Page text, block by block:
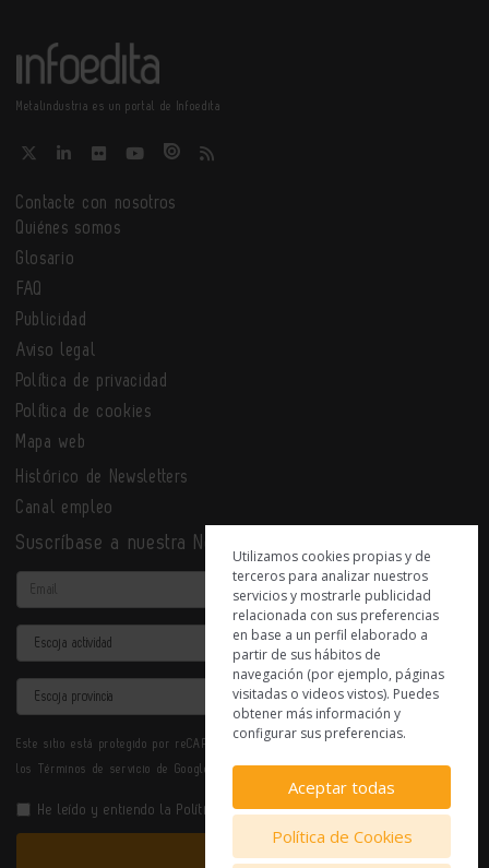
Metalindustria es un portal de Infoedita
Contacte con nosotros
Quiénes somos
Glosario
FAQ
Publicidad
Aviso legal
Política de privacidad
Política de cookies
Mapa web
Histórico de Newsletters
Canal empleo
Suscríbase a nuestra Newsletter
Email
Actividad
Provincia
Este sitio está protegido por reCAPTCHA y se aplican la
los Términos de servicio de Google.
He leído y entiendo la Política de Privacidad
Enviar
Utilizamos cookies propias y de
terceros para analizar nuestros
servicios y mostrarle publicidad
relacionada con sus preferencias
en base a un perfil elaborado a
partir de sus hábitos de
navegación (por ejemplo, páginas
visitadas o videos vistos). Puedes
obtener más información y
configurar sus preferencias.
Aceptar todas
Política de Cookies